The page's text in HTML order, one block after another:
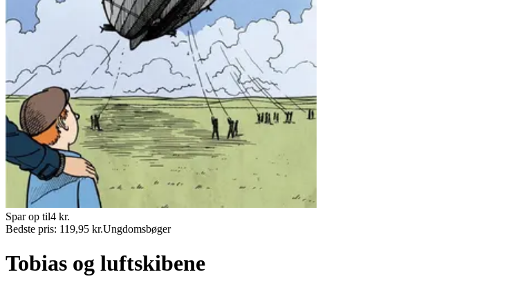
Spar op til4 kr.
Bedste pris: 119,95 kr.Ungdomsbøger
Tobias og luftskibene